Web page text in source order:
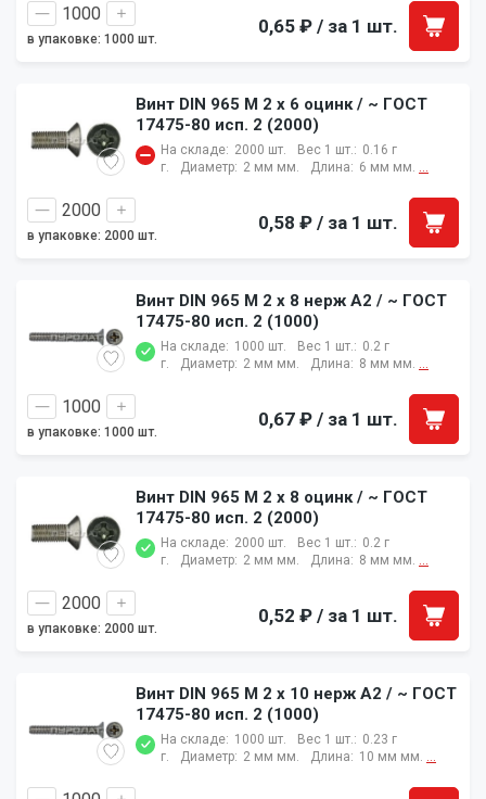
в упаковке: 1000 шт.
0,65 ₽ / за 1 шт.
Винт DIN 965 M 2 x 6 оцинк / ~ ГОСТ
17475-80 исп. 2 (2000)
На складе: 2000 шт. Вес 1 шт.: 0.16 г
г.
Диаметр: 2 мм мм. Длина: 6 мм мм. ...
в упаковке: 2000 шт.
0,58 ₽ / за 1 шт.
Винт DIN 965 M 2 x 8 нерж A2 / ~ ГОСТ
17475-80 исп. 2 (1000)
На складе: 1000 шт. Вес 1 шт.: 0.2 г
г.
Диаметр: 2 мм мм. Длина: 8 мм мм. ...
в упаковке: 1000 шт.
0,67 ₽ / за 1 шт.
Винт DIN 965 M 2 x 8 оцинк / ~ ГОСТ
17475-80 исп. 2 (2000)
На складе: 2000 шт. Вес 1 шт.: 0.2 г
г.
Диаметр: 2 мм мм. Длина: 8 мм мм. ...
в упаковке: 2000 шт.
0,52 ₽ / за 1 шт.
Винт DIN 965 M 2 x 10 нерж A2 / ~ ГОСТ
17475-80 исп. 2 (1000)
На складе: 1000 шт. Вес 1 шт.: 0.23 г
г.
Диаметр: 2 мм мм. Длина: 10 мм мм. ...